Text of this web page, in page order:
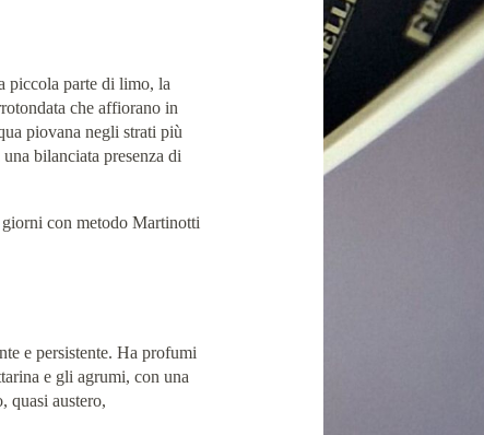
piccola parte di limo, la
che affiorano in
piovana negli strati più
bilanciata presenza di
giorni con metodo Martinotti
e persistente. Ha profumi
e gli agrumi, con una
quasi austero,